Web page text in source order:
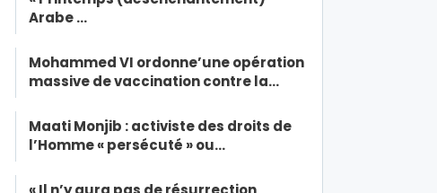
Arabe …
Mohammed VI ordonne’une opération
massive de vaccination contre la…
Maati Monjib : activiste des droits de
l’Homme « persécuté » ou…